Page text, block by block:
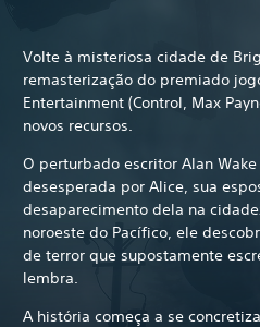
Volte à misteriosa cidade de
remasterização do premiado
Entertainment (Control, Max
novos recursos.
O perturbado escritor Alan
desesperada por Alice, sua
desaparecimento dela na
noroeste do Pacífico, ele
de terror que supostamente
lembra.
A história começa a se